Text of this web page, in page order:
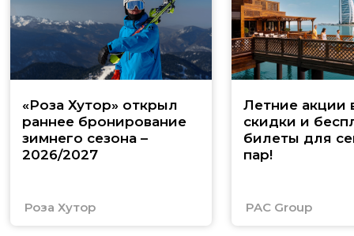
«Роза Хутор» открыл
раннее бронирование
зимнего сезона –
2026/2027
Роза Хутор
Летние акции
скидки и
билеты для
пар!
PAC Group